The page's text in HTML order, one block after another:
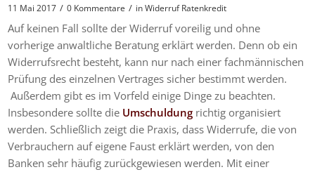
11 Mai 2017 / 0 Kommentare / inWiderruf Ratenkredit
Auf keinen Fall sollte der Widerruf voreilig und ohne
vorherige anwaltliche Beratung erklärt werden. Denn ob ein
Widerrufsrecht besteht, kann nur nach einer fachmännischen
Prüfung des einzelnen Vertrages sicher bestimmt werden.
Außerdem gibt es im Vorfeld einige Dinge zu beachten.
Insbesondere sollte die Umschuldung richtig organisiert
werden. Schließlich zeigt die Praxis, dass Widerrufe, die von
Verbrauchern auf eigene Faust erklärt werden, von den
Banken sehr häufig zurückgewiesen werden. Mit einer